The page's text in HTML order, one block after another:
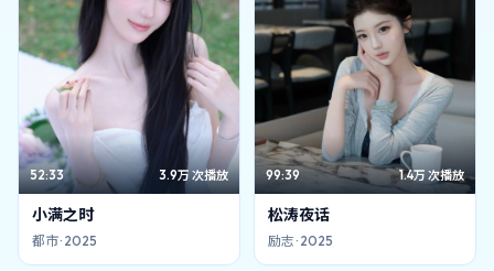
52:33 3.9万次播放
小满之时
都市· 2025
99:39 1.4万次播放
松涛夜话
励志· 2025